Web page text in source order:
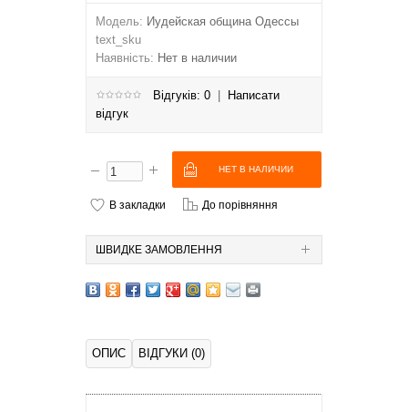
Модель: Иудейская община Одессы
text_sku
Наявність: Нет в наличии
Відгуків: 0
Написати
відгук
В закладки До порівняння
ШВИДКЕ ЗАМОВЛЕННЯ
ОПИС ВІДГУКИ (0)